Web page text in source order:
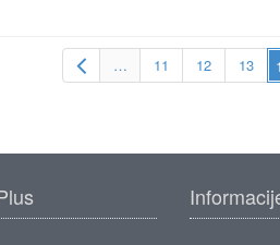
… 11 12 13